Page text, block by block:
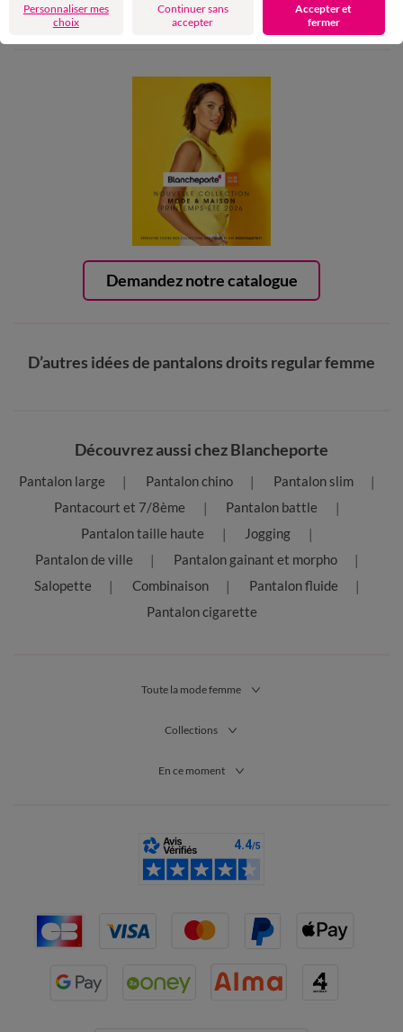
Demandez notre catalogue
Blancheporte
D’autres idées de pantalons droits regular femme
Découvrez aussi chez Blancheporte
Pantalon large Pantalon chino
Pantalon slim
Pantacourt et 7/8ème
Pantalon battle
Pantalon taille haute
Jogging
Pantalon de ville
Pantalon gainant et morpho
Salopette
Combinaison
Pantalon fluide
Pantalon cigarette
Toute la mode femme
Collections
En ce moment
Personnaliser mes
choix
Continuer sans
accepter
Accepter et
fermer